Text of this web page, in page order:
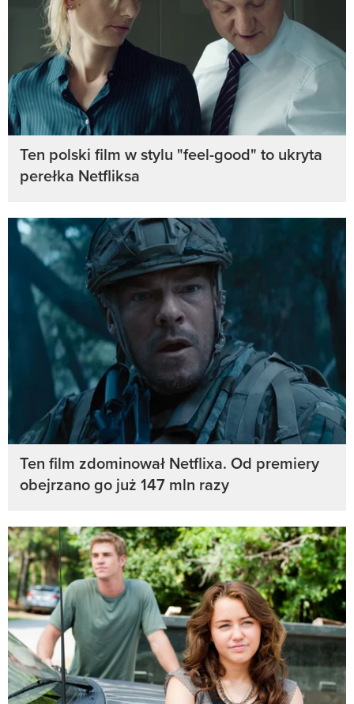
Ten polski film w stylu "feel-good" to ukryta
perełka Netfliksa
Ten film zdominował Netflixa. Od premiery
obejrzano go już 147 mln razy